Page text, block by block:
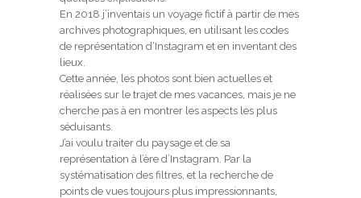
En 2018 j’inventais un voyage fictif à partir de mes
archives photographiques, en utilisant les codes
de représentation d’Instagram et en inventant des
lieux.
Cette année, les photos sont bien actuelles et
réalisées sur le trajet de mes vacances, mais je ne
cherche pas à en montrer les aspects les plus
séduisants.
J’ai voulu traiter du paysage et de sa
représentation à l’ère d’Instagram. Par la
systématisation des filtres, et la recherche de
points de vues toujours plus impressionnants,